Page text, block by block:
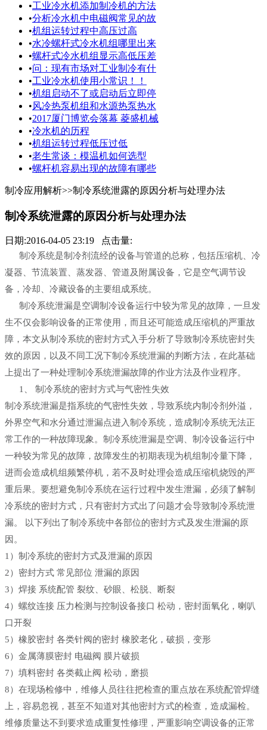
•工业冷水机添加制冷机的方法
•分析冷水机中电磁阀常见的故
•机组运转过程中高压过高
•水冷螺杆式冷水机组哪里出来
•螺杆式冷水机组显示高低压差
•问：现有市场对工业制冷有什
•工业冷水机使用小常识！！
•机组启动不了或启动后立即停
•风冷热泵机组和水源热泵热水
•2017厦门博览会落幕 菱盛机械
•冷水机的历程
•机组运转过程低压过低
•老生常谈：模温机如何选型
•螺杆机容易出现的故障有哪些
制冷应用解析>>制冷系统泄露的原因分析与处理办法
制冷系统泄露的原因分析与处理办法
日期:2016-04-05 23:19 点击量:
制冷系统是制冷剂流经的设备与管道的总称，包括压缩机、冷
凝器、节流装置、蒸发器、管道及附属设备，它是空气调节设
备，冷却、冷藏设备的主要组成系统。
制冷系统泄漏是空调制冷设备运行中较为常见的故障，一旦发
生不仅会影响设备的正常使用，而且还可能造成压缩机的严重故
障，本文从制冷系统的密封方式入手分析了导致制冷系统密封失
效的原因，以及不同工况下制冷系统泄漏的判断方法，在此基础
上提出了一种处理制冷系统泄漏故障的作业方法及作业程序。
1、 制冷系统的密封方式与气密性失效
制冷系统泄漏是指系统的气密性失效，导致系统内制冷剂外溢，
外界空气和水分通过泄漏点进入制冷系统，造成制冷系统无法正
常工作的一种故障现象。制冷系统泄漏是空调、制冷设备运行中
一种较为常见的故障，故障发生的初期表现为机组制冷量下降，
进而会造成机组频繁停机，若不及时处理会造成压缩机烧毁的严
重后果。要想避免制冷系统在运行过程中发生泄漏，必须了解制
冷系统的密封方式，只有密封方式出了问题才会导致制冷系统泄
漏。 以下列出了制冷系统中各部位的密封方式及发生泄漏的原
因。
1）制冷系统的密封方式及泄漏的原因
2）密封方式 常见部位 泄漏的原因
3）焊接 系统配管 裂纹、砂眼、松脱、断裂
4）螺纹连接 压力检测与控制设备接口 松动，密封面氧化，喇叭
口开裂
5）橡胶密封 各类针阀的密封 橡胶老化，破损，变形
6）金属薄膜密封 电磁阀 膜片破损
7）填料密封 各类截止阀 松动，磨损
8）在现场检修中，维修人员往往把检查的重点放在系统配管焊缝
上，容易忽视，甚至不知道对其他密封方式的检查，造成漏检。
维修质量达不到要求造成重复性修理，严重影响空调设备的正常